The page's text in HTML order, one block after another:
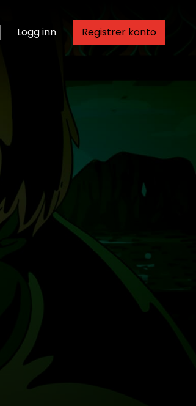
Logg inn Registrer konto